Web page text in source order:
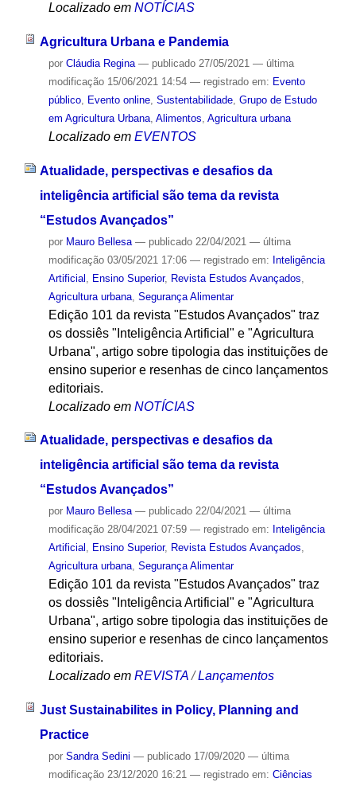
Localizado em NOTÍCIAS
Agricultura Urbana e Pandemia
por Cláudia Regina — publicado27/05/2021 — última
modificação15/06/2021 14:54 — registrado em: Evento
público, Evento online, Sustentabilidade, Grupo de Estudo
em Agricultura Urbana, Alimentos, Agricultura urbana
Localizado em EVENTOS
Atualidade, perspectivas e desafios da
inteligência artificial são tema da revista
“Estudos Avançados”
por Mauro Bellesa — publicado22/04/2021 — última
modificação03/05/2021 17:06 — registrado em: Inteligência
Artificial
Ensino Superior, Revista Estudos Avançados
Agricultura urbana, Segurança Alimentar
Edição 101 da revista "Estudos Avançados" traz
os dossiês "Inteligência Artificial" e "Agricultura
Urbana", artigo sobre tipologia das instituições de
ensino superior e resenhas de cinco lançamentos
editoriais.
Localizado em NOTÍCIAS
Atualidade, perspectivas e desafios da
inteligência artificial são tema da revista
“Estudos Avançados”
por Mauro Bellesa — publicado22/04/2021 — última
modificação28/04/2021 07:59 — registrado em: Inteligência
Artificial , Ensino Superior, Revista Estudos Avançados,
Agricultura urbana, Segurança Alimentar
Edição 101 da revista "Estudos Avançados" traz
os dossiês "Inteligência Artificial" e "Agricultura
Urbana", artigo sobre tipologia das instituições de
ensino superior e resenhas de cinco lançamentos
editoriais.
Localizado em REVISTA /Lançamentos
Just Sustainabilites in Policy, Planning and
Practice
por Sandra Sedini — publicado17/09/2020 — última
modificação23/12/2020 16:21 — registrado em: Ciências